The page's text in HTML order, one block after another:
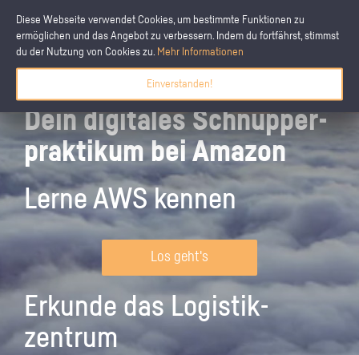
Diese Webseite verwendet Cookies, um bestimmte Funktionen zu
ermöglichen und das Angebot zu verbessern. Indem du fortfährst, stimmst
du der Nutzung von Cookies zu. Mehr Informationen
Einverstanden!
Dein digitales Schnupper­
praktikum bei Amazon
Lerne AWS kennen
Los geht's
Erkunde das Logistik­
zentrum